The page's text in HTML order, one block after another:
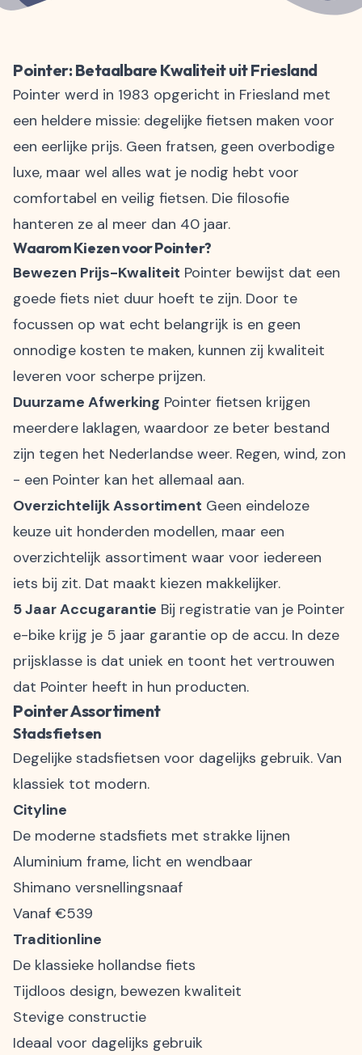
Pointer: Betaalbare Kwaliteit uit Friesland
Pointer werd in 1983 opgericht in Friesland met
een heldere missie: degelijke fietsen maken voor
een eerlijke prijs. Geen fratsen, geen overbodige
luxe, maar wel alles wat je nodig hebt voor
comfortabel en veilig fietsen. Die filosofie
hanteren ze al meer dan 40 jaar.
Waarom Kiezen voor Pointer?
Bewezen Prijs-Kwaliteit Pointer bewijst dat een
goede fiets niet duur hoeft te zijn. Door te
focussen op wat echt belangrijk is en geen
onnodige kosten te maken, kunnen zij kwaliteit
leveren voor scherpe prijzen.
Duurzame Afwerking Pointer fietsen krijgen
meerdere laklagen, waardoor ze beter bestand
zijn tegen het Nederlandse weer. Regen, wind, zon
- een Pointer kan het allemaal aan.
Overzichtelijk Assortiment Geen eindeloze
keuze uit honderden modellen, maar een
overzichtelijk assortiment waar voor iedereen
iets bij zit. Dat maakt kiezen makkelijker.
5 Jaar Accugarantie Bij registratie van je Pointer
e-bike krijg je 5 jaar garantie op de accu. In deze
prijsklasse is dat uniek en toont het vertrouwen
dat Pointer heeft in hun producten.
Pointer Assortiment
Stadsfietsen
Degelijke stadsfietsen voor dagelijks gebruik. Van
klassiek tot modern.
Cityline
De moderne stadsfiets met strakke lijnen
Aluminium frame, licht en wendbaar
Shimano versnellingsnaaf
Vanaf €539
Traditionline
De klassieke hollandse fiets
Tijdloos design, bewezen kwaliteit
Stevige constructie
Ideaal voor dagelijks gebruik